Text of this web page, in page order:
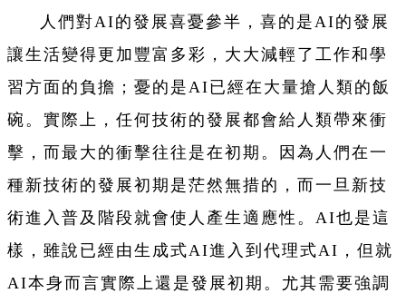
人們對AI的發展喜憂參半，喜的是AI的發展
讓生活變得更加豐富多彩，大大減輕了工作和學
習方面的負擔；憂的是AI已經在大量搶人類的飯
碗。實際上，任何技術的發展都會給人類帶來衝
擊，而最大的衝擊往往是在初期。因為人們在一
種新技術的發展初期是茫然無措的，而一旦新技
術進入普及階段就會使人產生適應性。AI也是這
樣，雖說已經由生成式AI進入到代理式AI，但就
AI本身而言實際上還是發展初期。尤其需要強調